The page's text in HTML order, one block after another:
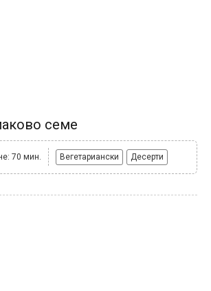
семе
70 мин. Вегетариански Десерти